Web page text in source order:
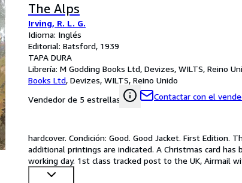
The Alps
Irving, R. L. G.
Idioma: Inglés
Editorial: Batsford, 1939
TAPA DURA
Librería: M Godding Books Ltd, Devizes, WILTS, Reino
Books Ltd, Devizes, WILTS, Reino Unido
Vendedor de 5 estrellas
Contactar con el
hardcover. Condición: Good. Good Jacket. First Edition.
additional printings are indicated. A Christmas card
working day. 1st class tracked post to the UK, Airmail